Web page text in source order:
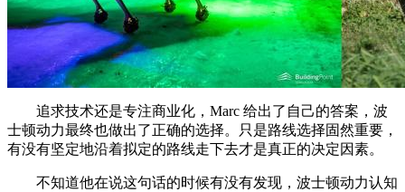
追求技术还是专注商业化，Marc 给出了自己的答案，波
士顿动力最终也做出了正确的选择。只是路线选择固然重要，
有没有坚定地沿着拟定的路线走下去才是真正的决定因素。
不知道他在说这句话的时候有没有发现，波士顿动力认知